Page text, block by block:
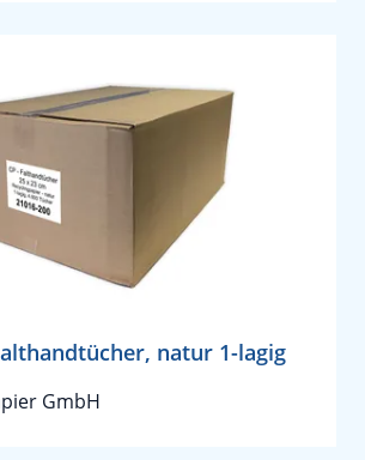
natur 1-lagig
GmbH